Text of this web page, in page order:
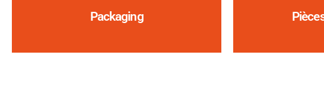
Packaging